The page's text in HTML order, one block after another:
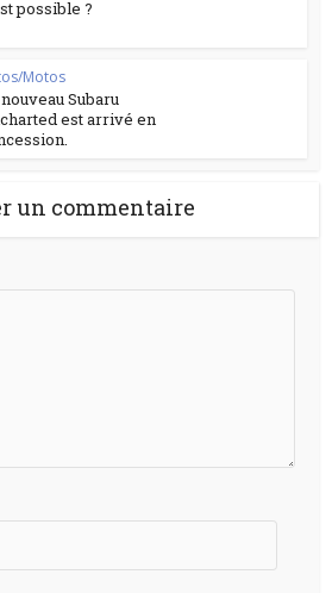
possible ?
Motos
Subaru
est arrivé en
un commentaire